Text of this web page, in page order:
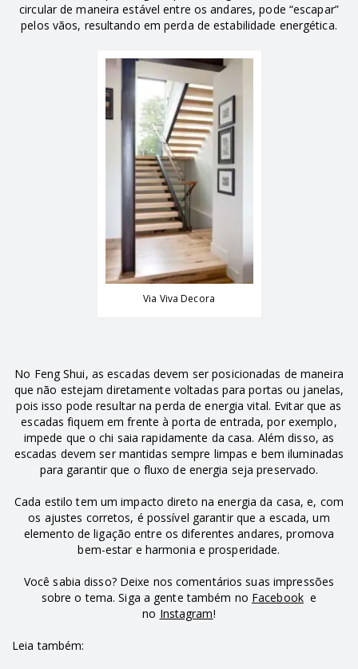
circular de maneira estável entre os andares, pode “escapar”
pelos vãos, resultando em perda de estabilidade energética.
Via Viva Decora
No Feng Shui, as escadas devem ser posicionadas de maneira
que não estejam diretamente voltadas para portas ou janelas,
pois isso pode resultar na perda de energia vital. Evitar que as
escadas fiquem em frente à porta de entrada, por exemplo,
impede que o chi saia rapidamente da casa. Além disso, as
escadas devem ser mantidas sempre limpas e bem iluminadas
para garantir que o fluxo de energia seja preservado.
Cada estilo tem um impacto direto na energia da casa, e, com
os ajustes corretos, é possível garantir que a escada, um
elemento de ligação entre os diferentes andares, promova
bem-estar e harmonia e prosperidade.
Você sabia disso? Deixe nos comentários suas impressões
sobre o tema. Siga a gente também no Facebooke
no Instagram!
Leia também: